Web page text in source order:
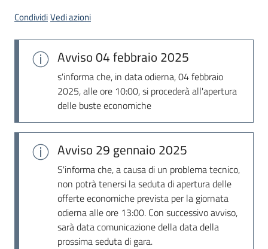
Seguici
CondividiVedi azioni
Avviso04 febbraio 2025
s'informa che, in data odierna, 04 febbraio
2025, alle ore 10:00, si procederà all'apertura
delle buste economiche
Avviso 29 gennaio 2025
S'informa che, a causa di un problema tecnico,
non potrà tenersi la seduta di apertura delle
offerte economiche prevista per la giornata
odierna alle ore 13:00. Con successivo avviso,
sarà data comunicazione della data della
prossima seduta di gara.